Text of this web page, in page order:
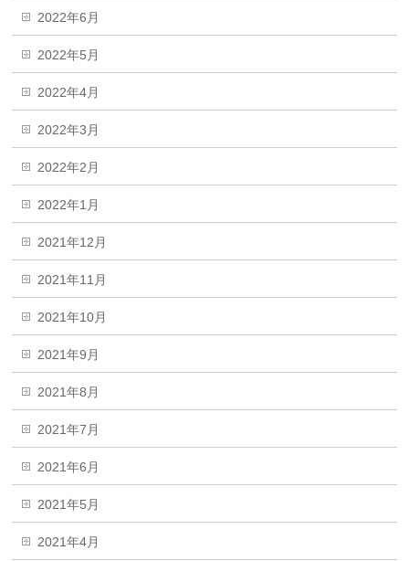
2022年6月
2022年5月
2022年4月
2022年3月
2022年2月
2022年1月
2021年12月
2021年11月
2021年10月
2021年9月
2021年8月
2021年7月
2021年6月
2021年5月
2021年4月